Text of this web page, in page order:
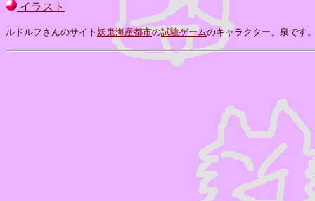
イラスト
ルドルフさんのサイト 妖鬼海産都市の試験ゲームのキャラクター、泉です